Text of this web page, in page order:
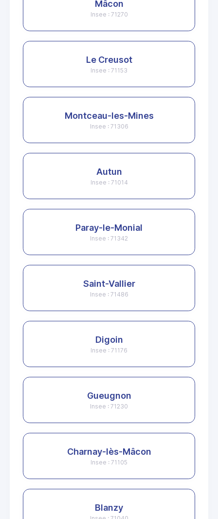
Mâcon
Insee : 71270
Le Creusot
Insee : 71153
Montceau-les-Mines
Insee : 71306
Autun
Insee : 71014
Paray-le-Monial
Insee : 71342
Saint-Vallier
Insee : 71486
Digoin
Insee : 71176
Gueugnon
Insee : 71230
Charnay-lès-Mâcon
Insee : 71105
Blanzy